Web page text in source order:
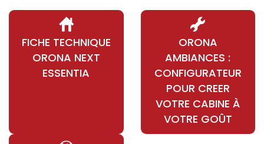
FICHE TECHNIQUE
ORONA NEXT
ESSENTIA
ORONA
AMBIANCES :
CONFIGURATEUR
POUR CREER
VOTRE CABINE À
VOTRE GOÛT